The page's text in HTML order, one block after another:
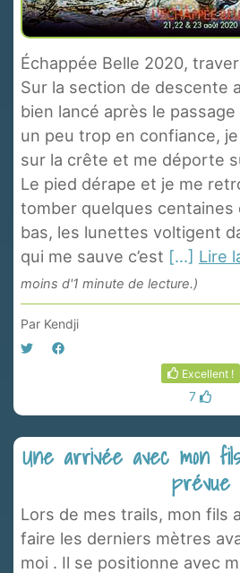
Échappée Belle 2020,
Sur la section de descente
bien lancé après le
un peu trop en confiance, je
sur la crête et me déporte
Le pied dérape et je me
tomber quelques centaines
bas, les lunettes voltigent
qui me sauve c’est [...] Lire
moins d'1 minute de lecture.)
Par Kendji
Excellent !
7
Une arrivée avec mon
prévue
Lors de mes trails, mon fils
faire les derniers mètres
moi . Il se positionne avec